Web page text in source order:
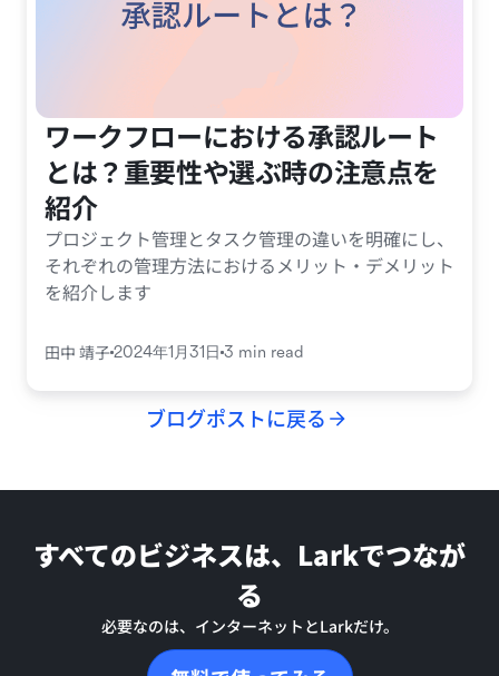
ワークフローにおける承認ルート
とは？重要性や選ぶ時の注意点を
紹介
プロジェクト管理とタスク管理の違いを明確にし、
それぞれの管理方法におけるメリット・デメリット
を紹介します
田中 靖子2024年1月31日 3 min read
ブログポストに戻る
すべてのビジネスは、Larkでつなが
る
必要なのは、インターネットとLarkだけ。